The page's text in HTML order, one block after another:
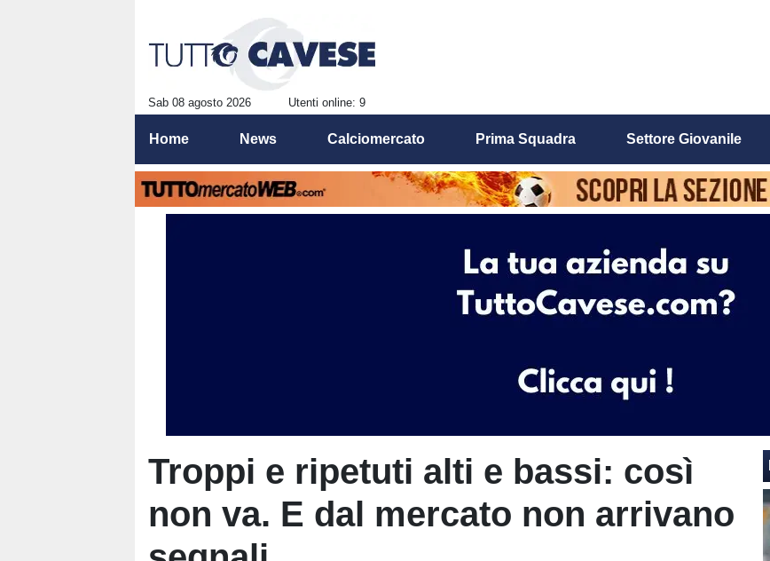
Sab 08 agosto 2026 Utenti online: 9
Home News Calciomercato Prima Squadra Settore Giovanile
Troppi e ripetuti alti e bassi: così
non va. E dal mercato non arrivano